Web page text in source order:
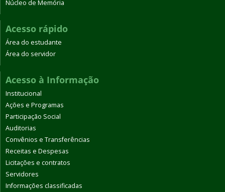
Núcleo de Memória
Acesso rápido
Área do estudante
Área do servidor
Acesso à Informação
Institucional
Ações e Programas
Participação Social
Auditorias
Convênios e Transferências
Receitas e Despesas
Licitações e contratos
Servidores
Informações classificadas